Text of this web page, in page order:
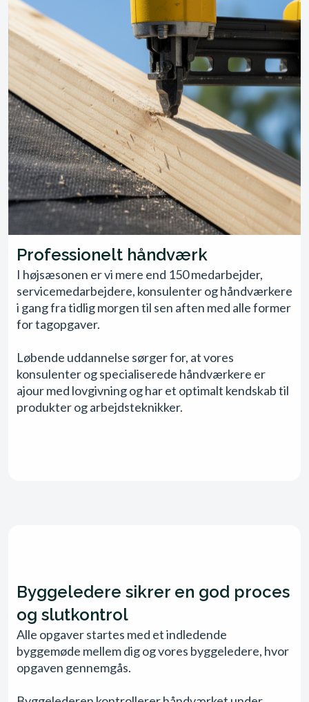
Professionelt håndværk
I højsæsonen er vi mere end 150 medarbejder,
servicemedarbejdere, konsulenter og håndværkere
i gang fra tidlig morgen til sen aften med alle former
for tagopgaver.
Løbende uddannelse sørger for, at vores
konsulenter og specialiserede håndværkere er
ajour med lovgivning og har et optimalt kendskab til
produkter og arbejdsteknikker.
Byggeledere sikrer en god proces
og slutkontrol
Alle opgaver startes med et indledende
byggemøde mellem dig og vores byggeledere, hvor
opgaven gennemgås.